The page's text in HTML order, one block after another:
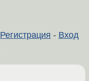
Регистрация - Вход